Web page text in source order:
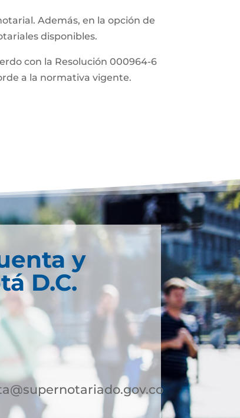
Además, en la opción de
disponibles.
con la Resolución 000964-6
a la normativa vigente.
y
D.C.